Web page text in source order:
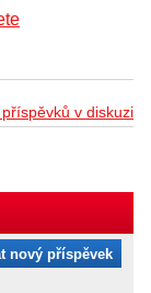
v diskuzi
nový příspěvek